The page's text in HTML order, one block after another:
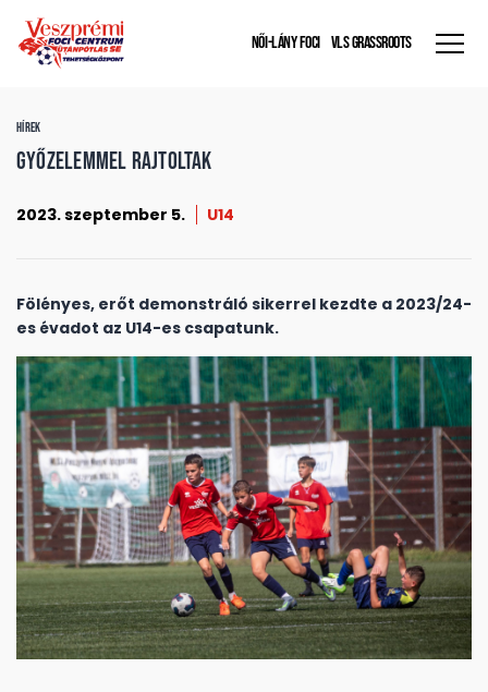
NŐI-LÁNY FOCI VLS GRASSROOTS
HÍREK
Győzelemmel rajtoltak
2023. szeptember 5. U14
Fölényes, erőt demonstráló sikerrel kezdte a 2023/24-
es évadot az U14-es csapatunk.